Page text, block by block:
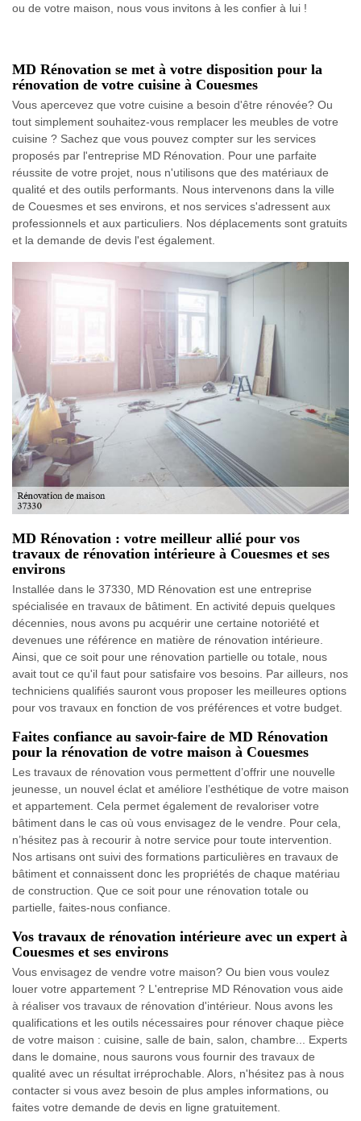
ou de votre maison, nous vous invitons à les confier à lui !
MD Rénovation se met à votre disposition pour la
rénovation de votre cuisine à Couesmes
Vous apercevez que votre cuisine a besoin d'être rénovée? Ou
tout simplement souhaitez-vous remplacer les meubles de votre
cuisine ? Sachez que vous pouvez compter sur les services
proposés par l'entreprise MD Rénovation. Pour une parfaite
réussite de votre projet, nous n'utilisons que des matériaux de
qualité et des outils performants. Nous intervenons dans la ville
de Couesmes et ses environs, et nos services s'adressent aux
professionnels et aux particuliers. Nos déplacements sont gratuits
et la demande de devis l'est également.
MD Rénovation : votre meilleur allié pour vos
travaux de rénovation intérieure à Couesmes et ses
environs
Installée dans le 37330, MD Rénovation est une entreprise
spécialisée en travaux de bâtiment. En activité depuis quelques
décennies, nous avons pu acquérir une certaine notoriété et
devenues une référence en matière de rénovation intérieure.
Ainsi, que ce soit pour une rénovation partielle ou totale, nous
avait tout ce qu'il faut pour satisfaire vos besoins. Par ailleurs, nos
techniciens qualifiés sauront vous proposer les meilleures options
pour vos travaux en fonction de vos préférences et votre budget.
Faites confiance au savoir-faire de MD Rénovation
pour la rénovation de votre maison à Couesmes
Les travaux de rénovation vous permettent d’offrir une nouvelle
jeunesse, un nouvel éclat et améliore l’esthétique de votre maison
et appartement. Cela permet également de revaloriser votre
bâtiment dans le cas où vous envisagez de le vendre. Pour cela,
n’hésitez pas à recourir à notre service pour toute intervention.
Nos artisans ont suivi des formations particulières en travaux de
bâtiment et connaissent donc les propriétés de chaque matériau
de construction. Que ce soit pour une rénovation totale ou
partielle, faites-nous confiance.
Vos travaux de rénovation intérieure avec un expert à
Couesmes et ses environs
Vous envisagez de vendre votre maison? Ou bien vous voulez
louer votre appartement ? L'entreprise MD Rénovation vous aide
à réaliser vos travaux de rénovation d'intérieur. Nous avons les
qualifications et les outils nécessaires pour rénover chaque pièce
de votre maison : cuisine, salle de bain, salon, chambre... Experts
dans le domaine, nous saurons vous fournir des travaux de
qualité avec un résultat irréprochable. Alors, n'hésitez pas à nous
contacter si vous avez besoin de plus amples informations, ou
faites votre demande de devis en ligne gratuitement.